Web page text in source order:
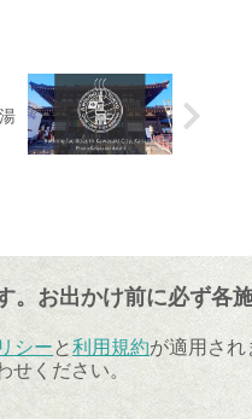
お出かけ前に必ず各
シーと利用規約が適用さ
せください。